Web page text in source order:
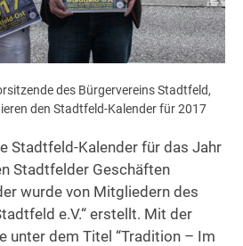
des Bürgervereins Stadtfeld,
den Stadtfeld-Kalender für 2017
Stadtfeld-Kalender für das Jahr
Stadtfelder Geschäften
wurde von Mitgliedern des
e.V.“ erstellt. Mit der
unter dem Titel “Tradition – Im